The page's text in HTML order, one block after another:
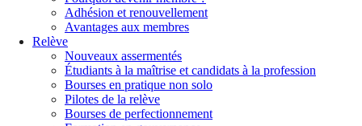
Adhésion et renouvellement
Avantages aux membres
Relève
Nouveaux assermentés
Étudiants à la maîtrise et candidats à la profession
Bourses en pratique non solo
Pilotes de la relève
Bourses de perfectionnement